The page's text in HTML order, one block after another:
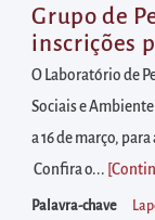
o
menu
principal
Acessar
diretamente
à
área
Grupo de
inscrições
O Laboratório de
Sociais e
a 16 de março,
Confira o...
Palavra-chave